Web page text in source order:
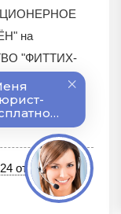
на
"ФИТТИХ-
от 20 октября